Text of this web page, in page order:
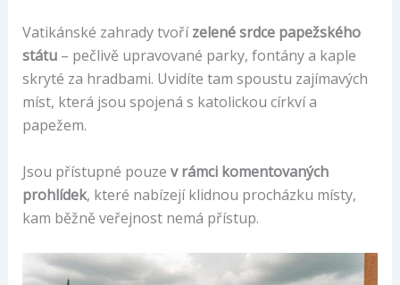
Vatikánské zahrady tvořízelené srdce papežského
státu– pečlivě upravované parky, fontány a kaple
skryté za hradbami. Uvidíte tam spoustu zajímavých
míst, která jsou spojená s katolickou církví a
papežem.
Jsou přístupné pouze v rámci komentovaných
prohlídek, které nabízejí klidnou procházku místy,
kam běžně veřejnost nemá přístup.